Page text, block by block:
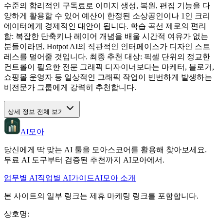
수준의 합리적인 구독료로 이미지 생성, 복원, 편집 기능을 다
양하게 활용할 수 있어 예산이 한정된 소상공인이나 1인 크리
에이터에게 경제적인 대안이 됩니다. 학습 곡선 제로의 편리
함: 복잡한 단축키나 레이어 개념을 배울 시간적 여유가 없는
분들이라면, Hotpot AI의 직관적인 인터페이스가 디자인 스트
레스를 덜어줄 것입니다. 최종 추천 대상: 픽셀 단위의 정교한
컨트롤이 필요한 전문 그래픽 디자이너보다는 마케터, 블로거,
쇼핑몰 운영자 등 일상적인 그래픽 작업이 빈번하게 발생하는
비전문가 그룹에게 강력히 추천합니다.
상세 정보 전체 보기
AI모아
당신에게 딱 맞는 AI 툴을 모아스코어를 활용해 찾아보세요.
무료 AI 도구부터 검증된 추천까지 AI모아에서.
업무별 AI직업별 AI가이드AI모아 소개
본 사이트의 일부 링크는 제휴 마케팅 링크를 포함합니다.
상호명: